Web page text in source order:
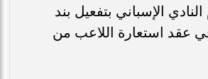
الإسباني بتفعيل بند
عقد استعارة اللاعب من